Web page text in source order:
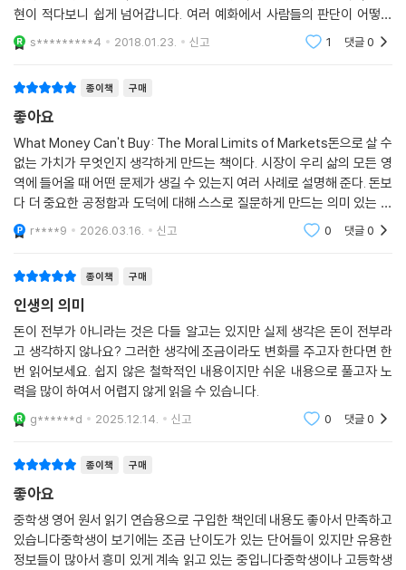
현이 적다보니 쉽게 넘어갑니다. 여러 예화에서 사람들의 판단이 어떻게
변해가는지 보여주는 면에서 감동적이었습니다. 북극에 사는 이누아트에
게만 주어지는 북극 동물
s*********4 2018.01.23. 신고 1 댓글0
종이책 구매
좋아요
What Money Can't Buy: The Moral Limits of Markets돈으로 살 수
없는 가치가 무엇인지 생각하게 만드는 책이다. 시장이 우리 삶의 모든 영
역에 들어올 때 어떤 문제가 생길 수 있는지 여러 사례로 설명해 준다. 돈보
다 더 중요한 공정함과 도덕에 대해 스스로 질문하게 만드는 의미 있는 책
이었다. 읽고 나면 사회를 보는 시각이 조금 더 넓어지는 느낌이 든다.
r****9 2026.03.16. 신고 0 댓글0
종이책 구매
인생의 의미
돈이 전부가 아니라는 것은 다들 알고는 있지만 실제 생각은 돈이 전부라
고 생각하지 않나요? 그러한 생각에 조금이라도 변화를 주고자 한다면 한
번 읽어보세요. 쉽지 않은 철학적인 내용이지만 쉬운 내용으로 풀고자 노
력을 많이 하여서 어렵지 않게 읽을 수 있습니다.
g******d 2025.12.14. 신고 0 댓글0
종이책 구매
좋아요
중학생 영어 원서 읽기 연습용으로 구입한 책인데 내용도 좋아서 만족하고
있습니다중학생이 보기에는 조금 난이도가 있는 단어들이 있지만 유용한
정보들이 많아서 흥미 있게 계속 읽고 있는 중입니다중학생이나 고등학생